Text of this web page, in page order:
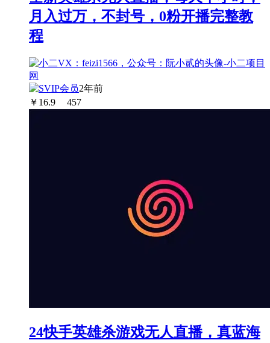
月入过万，不封号，0粉开播完整教
程
2年前
￥ 16.9 457
24快手英雄杀游戏无人直播，真蓝海